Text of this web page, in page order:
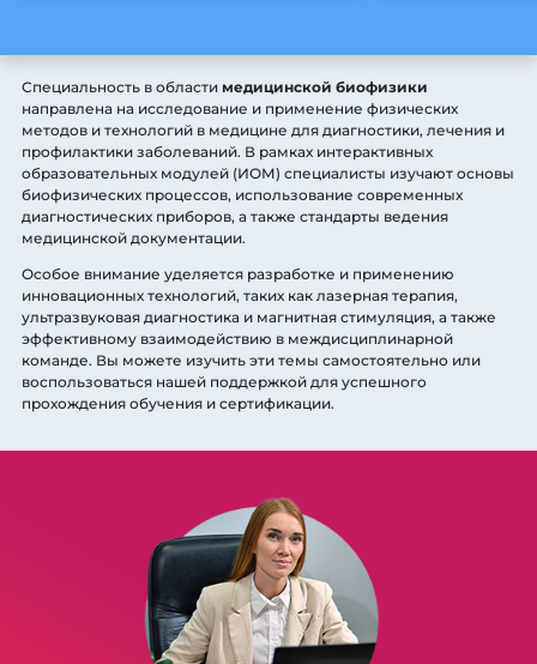
Специальность в области медицинской биофизики
направлена на исследование и применение физических
методов и технологий в медицине для диагностики, лечения и
профилактики заболеваний. В рамках интерактивных
образовательных модулей (ИОМ) специалисты изучают основы
биофизических процессов, использование современных
диагностических приборов, а также стандарты ведения
медицинской документации.
Особое внимание уделяется разработке и применению
инновационных технологий, таких как лазерная терапия,
ультразвуковая диагностика и магнитная стимуляция, а также
эффективному взаимодействию в междисциплинарной
команде. Вы можете изучить эти темы самостоятельно или
воспользоваться нашей поддержкой для успешного
прохождения обучения и сертификации.